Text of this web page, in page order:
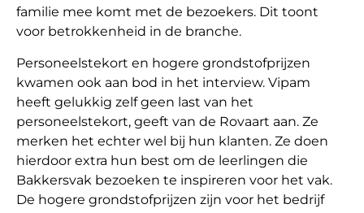
familie mee komt met de bezoekers. Dit toont
voor betrokkenheid in de branche.
Personeelstekort en hogere grondstofprijzen
kwamen ook aan bod in het interview. Vipam
heeft gelukkig zelf geen last van het
personeelstekort, geeft van de Rovaart aan. Ze
merken het echter wel bij hun klanten. Ze doen
hierdoor extra hun best om de leerlingen die
Bakkersvak bezoeken te inspireren voor het vak.
De hogere grondstofprijzen zijn voor het bedrijf